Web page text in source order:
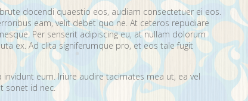
docendi quaestio eos, audiam consectetuer ei eos.
eam, velit debet quo ne. At ceteros repudiare
Per senserit adipiscing eu, at nullam dolorum
ex. Ad clita signiferumque pro, et eos tale fugit
eum. Iriure audire tacimates mea ut, ea vel
sonet id nec.